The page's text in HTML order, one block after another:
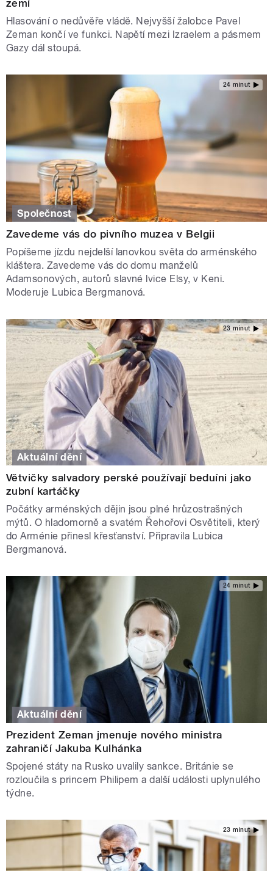
zemí
Hlasování o nedůvěře vládě. Nejvyšší žalobce Pavel
Zeman končí ve funkci. Napětí mezi Izraelem a pásmem
Gazy dál stoupá.
24 minut
Společnost
Zavedeme vás do pivního muzea v Belgii
Popíšeme jízdu nejdelší lanovkou světa do arménského
kláštera. Zavedeme vás do domu manželů
Adamsonových, autorů slavné lvice Elsy, v Keni.
Moderuje Lubica Bergmanová.
23 minut
Aktuální dění
Větvičky salvadory perské používají beduíni jako
zubní kartáčky
Počátky arménských dějin jsou plné hrůzostrašných
mýtů. O hladomorně a svatém Řehořovi Osvětiteli, který
do Arménie přinesl křesťanství. Připravila Lubica
Bergmanová.
24 minut
Aktuální dění
Prezident Zeman jmenuje nového ministra
zahraničí Jakuba Kulhánka
Spojené státy na Rusko uvalily sankce. Británie se
rozloučila s princem Philipem a další události uplynulého
týdne.
23 minut